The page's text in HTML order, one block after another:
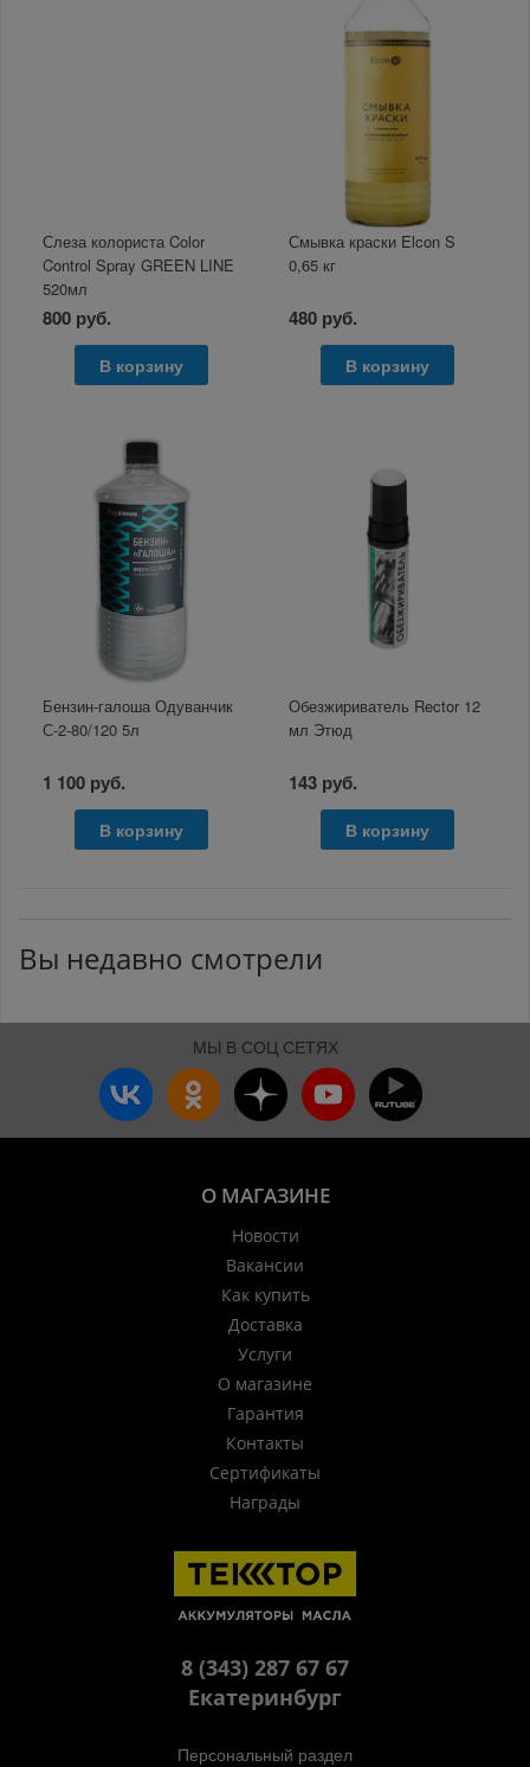
Слеза колориста Color
Control Spray GREEN LINE
520мл
800 руб.
В корзину
Смывка краски Elcon S
0,65 кг
480 руб.
В корзину
Бензин-галоша Одуванчик
С-2-80/120 5л
1 100 руб.
В корзину
Обезжириватель Rector 12
мл Этюд
143 руб.
В корзину
Вы недавно смотрели
МЫ В СОЦ СЕТЯХ
О МАГАЗИНЕ
Новости
Вакансии
Как купить
Доставка
Услуги
О магазине
Гарантия
Контакты
Сертификаты
Награды
8 (343) 287 67 67
Екатеринбург
Персональный раздел